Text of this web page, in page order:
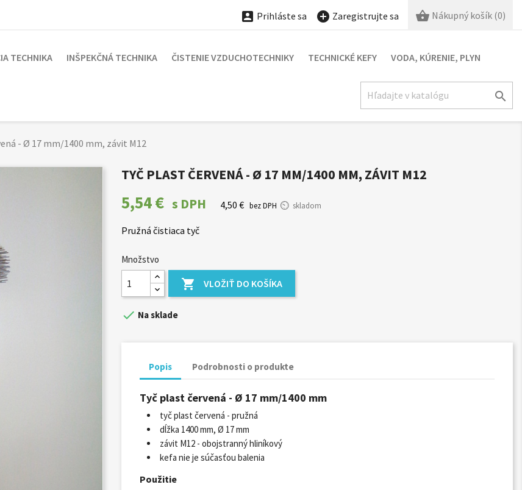
 Prihláste sa  Zaregistrujte sa  Nákupný košík (0)
TECHNIKA INŠPEKČNÁ TECHNIKA ČISTENIE VZDUCHOTECHNIKY TECHNICKÉ KEFY VODA, KÚRENIE, PLYN

- Ø 17 mm/1400 mm, závit M12
TYČ PLAST ČERVENÁ - Ø 17 MM/1400 MM, ZÁVIT M12
5,54 € s DPH 4,50 € bez DPH skladom
Pružná čistiaca tyč
Množstvo
 VLOŽIŤ DO KOŠÍKA
 Na sklade
Popis Podrobnosti o produkte
Tyč plast červená - Ø 17 mm/1400 mm
tyč plast červená - pružná
dĺžka 1400 mm, Ø 17 mm
závit M12 - obojstranný hliníkový
kefa nie je súčasťou balenia
Použitie